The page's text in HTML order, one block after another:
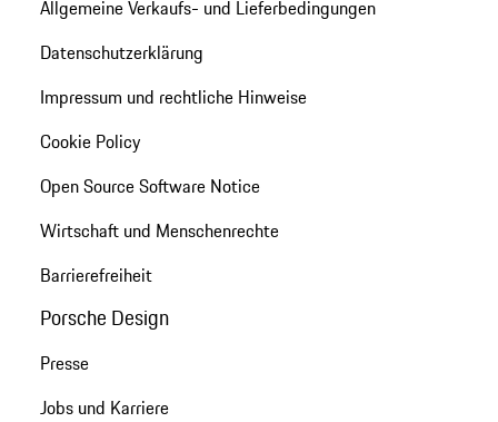
Allgemeine Verkaufs- und Lieferbedingungen
Datenschutzerklärung
Impressum und rechtliche Hinweise
Cookie Policy
Open Source Software Notice
Wirtschaft und Menschenrechte
Barrierefreiheit
Porsche Design
Presse
Jobs und Karriere